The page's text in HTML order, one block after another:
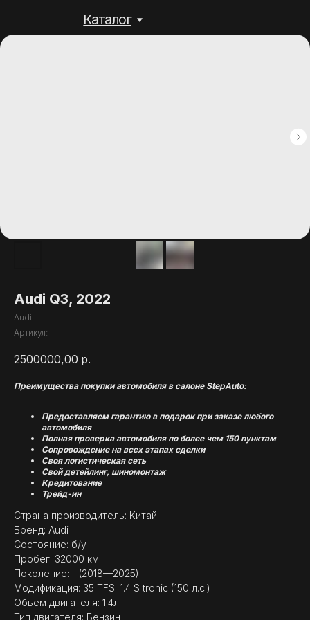
Каталог
Audi Q3, 2022
Audi
Артикул:
2500000,00 р.
Преимущества покупки автомобиля в салоне StepAuto:
Предоставляем гарантию в подарок при заказе любого
автомобиля
Полная проверка автомобиля по более чем 150 пунктам
Сопровождение на всех этапах сделки
Своя логистическая сеть
Свой детейлинг, шиномонтаж
Кредитование
Трейд-ин
Страна производитель: Китай
Бренд: Audi
Состояние: б/у
Пробег: 32000 км
Поколение: II (2018—2025)
Модификация: 35 TFSI 1.4 S tronic (150 л.с.)
Обьем двигателя: 1.4л
Тип двигателя: Бензин